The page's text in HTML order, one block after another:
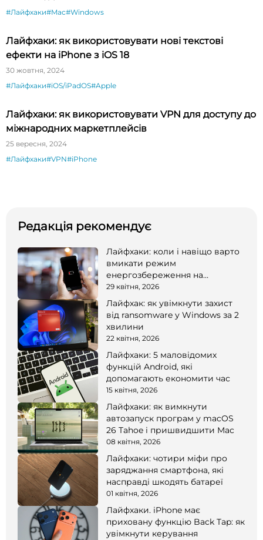
#Лайфхаки#Mac#Windows
Лайфхаки: як використовувати нові текстові
ефекти на iPhone з iOS 18
30 жовтня, 2024
#Лайфхаки#iOS/iPadOS#Apple
Лайфхаки: як використовувати VPN для доступу до
міжнародних маркетплейсів
25 вересня, 2024
#Лайфхаки#VPN#iPhone
Редакція рекомендує
Лайфхаки: коли і навіщо варто
вмикати режим
енергозбереження на
смартфоні
29 квітня, 2026
Лайфхак: як увімкнути захист
від ransomware у Windows за 2
хвилини
22 квітня, 2026
Лайфхаки: 5 маловідомих
функцій Android, які
допомагають економити час
15 квітня, 2026
Лайфхаки: як вимкнути
автозапуск програм у macOS
26 Tahoe і пришвидшити Mac
08 квітня, 2026
Лайфхаки: чотири міфи про
заряджання смартфона, які
насправді шкодять батареї
01 квітня, 2026
Лайфхаки. iPhone має
приховану функцію Back Tap: як
увімкнути керування